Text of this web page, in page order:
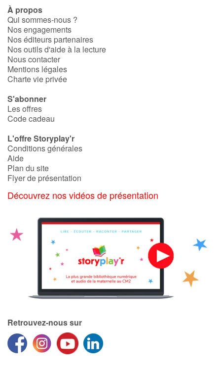
Ogres, monstres et sorcières
Héroïnes et héros
Écologie, nature, saisons
Les animaux
Voyage, épopée, enquête, aventure
Autour du monde
Apprentissage
Art, espace, activité
En famille
Quotidien et loisirs
Amour et amitié
Sujets de société
À propos
Qui sommes-nous ?
Nos engagements
Nos éditeurs partenaires
Nos outils d'aide à la lecture
Nous contacter
Mentions légales
Charte vie privée
S'abonner
Les offres
Code cadeau
L'offre Storyplay'r
Conditions générales
Aide
Plan du site
Flyer de présentation
Découvrez nos vidéos de présentation
Retrouvez-nous sur